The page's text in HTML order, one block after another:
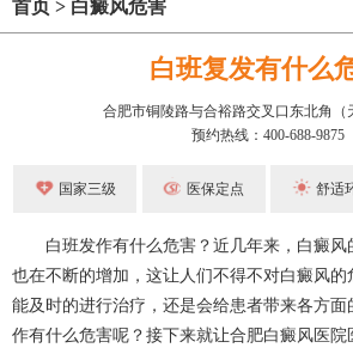
首页 > 白癜风危害
白班复发有什么
合肥市铜陵路与合裕路交叉口东北角（
预约热线：400-688-9875
国家三级 医保定点 舒适
白班发作有什么危害？近几年来，白癜风
也在不断的增加，这让人们不得不对白癜风的
能及时的进行治疗，还是会给患者带来各方
作有什么危害呢？接下来就让合肥白癜风医院